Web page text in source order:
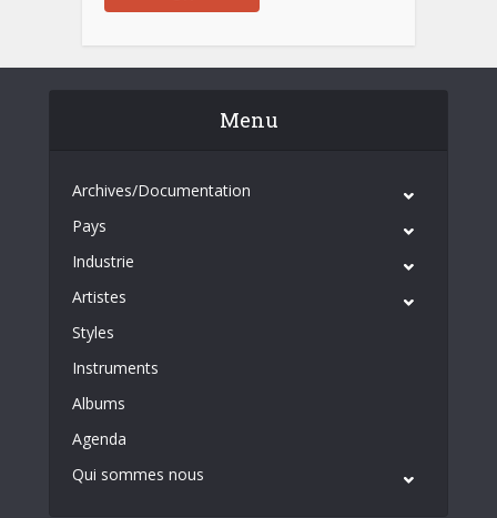
Menu
Archives/Documentation
Pays
Industrie
Artistes
Styles
Instruments
Albums
Agenda
Qui sommes nous